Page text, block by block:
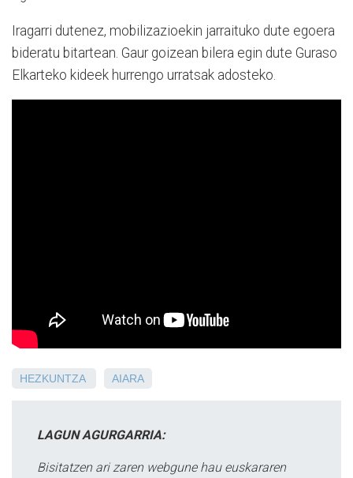
Iragarri dutenez, mobilizazioekin jarraituko dute egoera
bideratu bitartean. Gaur goizean bilera egin dute Guraso
Elkarteko kideek hurrengo urratsak adosteko.
HEZKUNTZA AIARA
LAGUN AGURGARRIA:
Bisitatzen ari zaren webgune hau euskararen